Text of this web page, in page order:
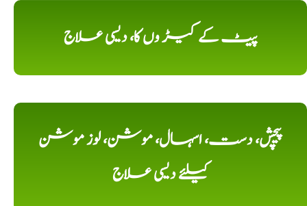
پیٹ کے کیڑ وں کا، دیسی علاج
پیچش، دست، اسہال، موشن، لوز موشن
کیلئے دیسی علاج